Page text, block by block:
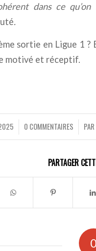
dans ce
.
sortie en Ligue 1
motivé et réceptif.
0 COMMENTAIRES
/ PAR
PARTAGER